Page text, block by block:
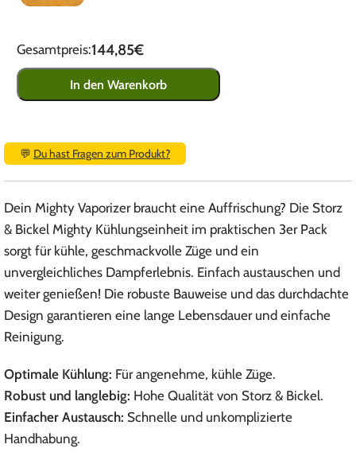
Gesamtpreis:144,85€
In den Warenkorb
💬 Du hast Fragen zum Produkt?
Dein Mighty Vaporizer braucht eine Auffrischung? Die Storz
& Bickel Mighty Kühlungseinheit im praktischen 3er Pack
sorgt für kühle, geschmackvolle Züge und ein
unvergleichliches Dampferlebnis. Einfach austauschen und
weiter genießen! Die robuste Bauweise und das durchdachte
Design garantieren eine lange Lebensdauer und einfache
Reinigung.
Optimale Kühlung: Für angenehme, kühle Züge.
Robust und langlebig: Hohe Qualität von Storz & Bickel.
Einfacher Austausch: Schnelle und unkomplizierte
Handhabung.